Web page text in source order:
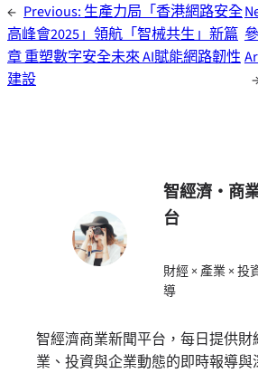
← Previous:生產力局「香港網路安全
高峰會2025」領航「智械共生」新篇
章 重塑數字安全未來 AI賦能網路韌性
建設
智經濟・商
台
財經 × 產業 × 投
導
智經濟商業新聞平台，每日提供財
業、投資與企業動態的即時報導與